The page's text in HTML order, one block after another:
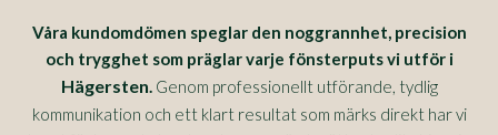
Våra kundomdömen speglar den noggrannhet, precision
och trygghet som präglar varje fönsterputs vi utför i
Hägersten. Genom professionellt utförande, tydlig
kommunikation och ett klart resultat som märks direkt har vi